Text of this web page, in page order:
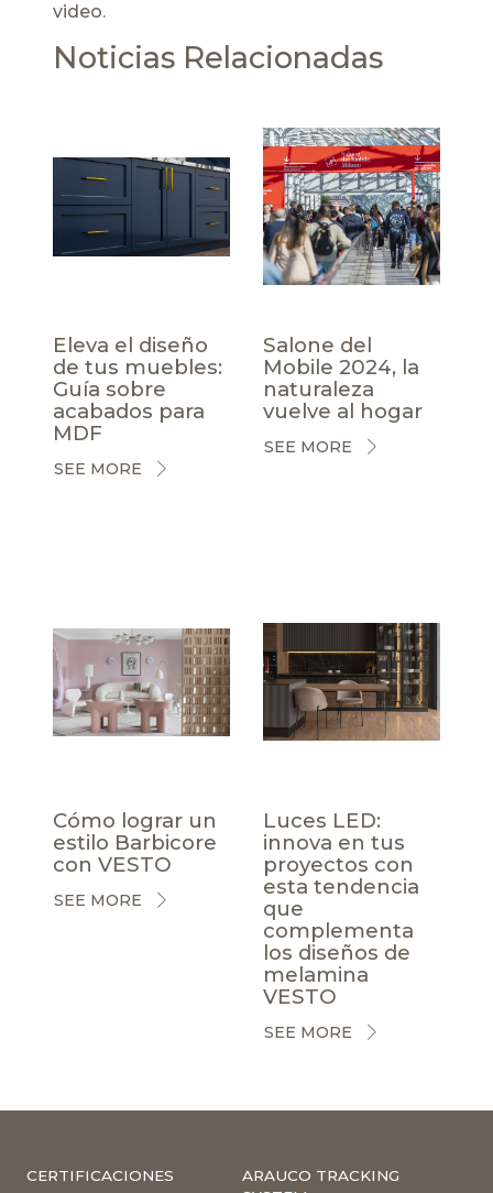
video.
Noticias Relacionadas
Eleva el diseño
de tus muebles:
Guía sobre
acabados para
MDF
SEE MORE
Salone del
Mobile 2024, la
naturaleza
vuelve al hogar
SEE MORE
Cómo lograr un
estilo Barbicore
con VESTO
SEE MORE
Luces LED:
innova en tus
proyectos con
esta tendencia
que
complementa
los diseños de
melamina
VESTO
SEE MORE
CERTIFICACIONES
ARAUCO TRACKING